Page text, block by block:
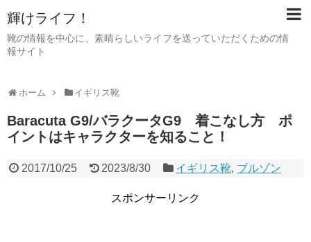
輝けライフ！
靴の情報を中心に、素晴らしいライフを送っていただくための情
報サイト
ホーム イギリス靴
Baracuta G9/バラクータG9 着こなし方 ポ
イントはキャラクターを知ること！
2017/10/25 2023/8/30 イギリス靴, ブルゾン
スポンサーリンク